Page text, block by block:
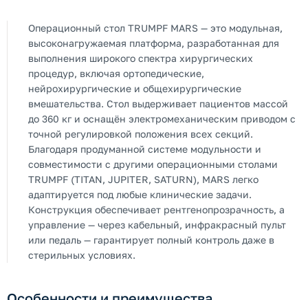
Операционный стол TRUMPF MARS — это модульная,
высоконагружаемая платформа, разработанная для
выполнения широкого спектра хирургических
процедур, включая ортопедические,
нейрохирургические и общехирургические
вмешательства. Стол выдерживает пациентов массой
до 360 кг и оснащён электромеханическим приводом с
точной регулировкой положения всех секций.
Благодаря продуманной системе модульности и
совместимости с другими операционными столами
TRUMPF (TITAN, JUPITER, SATURN), MARS легко
адаптируется под любые клинические задачи.
Конструкция обеспечивает рентгенопрозрачность, а
управление — через кабельный, инфракрасный пульт
или педаль — гарантирует полный контроль даже в
стерильных условиях.